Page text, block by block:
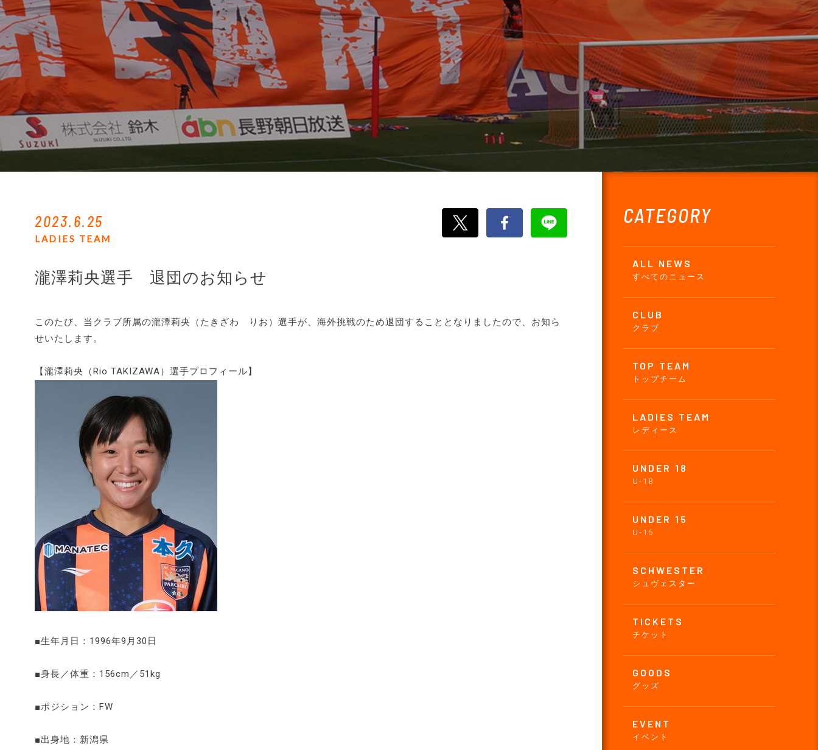
CATEGORY
ALL NEWS
すべてのニュース
CLUB
クラブ
TOP TEAM
トップチーム
LADIES TEAM
レディース
UNDER 18
U-18
UNDER 15
U-15
SCHWESTER
シュヴェスター
TICKETS
チケット
GOODS
グッズ
EVENT
イベント
2023.6.25
LADIES TEAM
瀧澤莉央選手 退団のお知らせ
このたび、当クラブ所属の瀧澤莉央（たきざわ りお）選手が、海外挑戦のため退団することとなりましたので、お知ら
せいたします。
【瀧澤莉央（Rio TAKIZAWA）選手プロフィール】
■生年月日：1996年9月30日
■身長／体重：156cm／51kg
■ポジション：FW
■出身地：新潟県